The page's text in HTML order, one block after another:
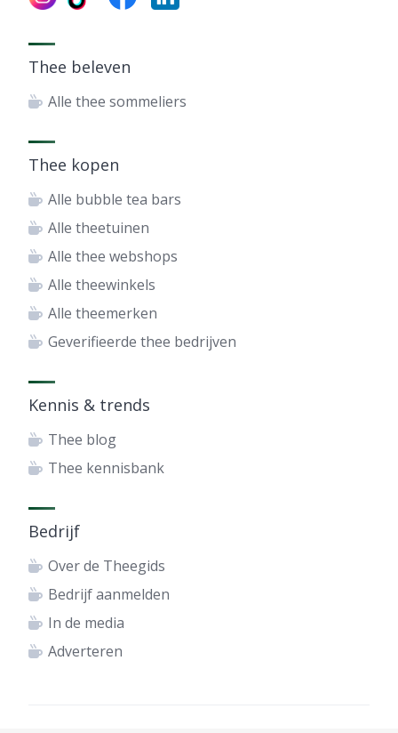
Thee beleven
Alle thee sommeliers
Thee kopen
Alle bubble tea bars
Alle theetuinen
Alle thee webshops
Alle theewinkels
Alle theemerken
Geverifieerde thee bedrijven
Kennis & trends
Thee blog
Thee kennisbank
Bedrijf
Over de Theegids
Bedrijf aanmelden
In de media
Adverteren